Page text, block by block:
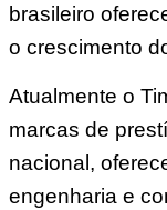
brasileiro
o crescimento
Atualmente o
marcas de
nacional,
engenharia e